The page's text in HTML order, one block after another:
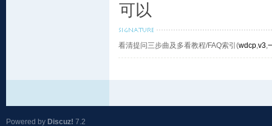
可以
看清提问三步曲及多看教程/FAQ索引(wdcp,v3,
Powered by Discuz! 7.2